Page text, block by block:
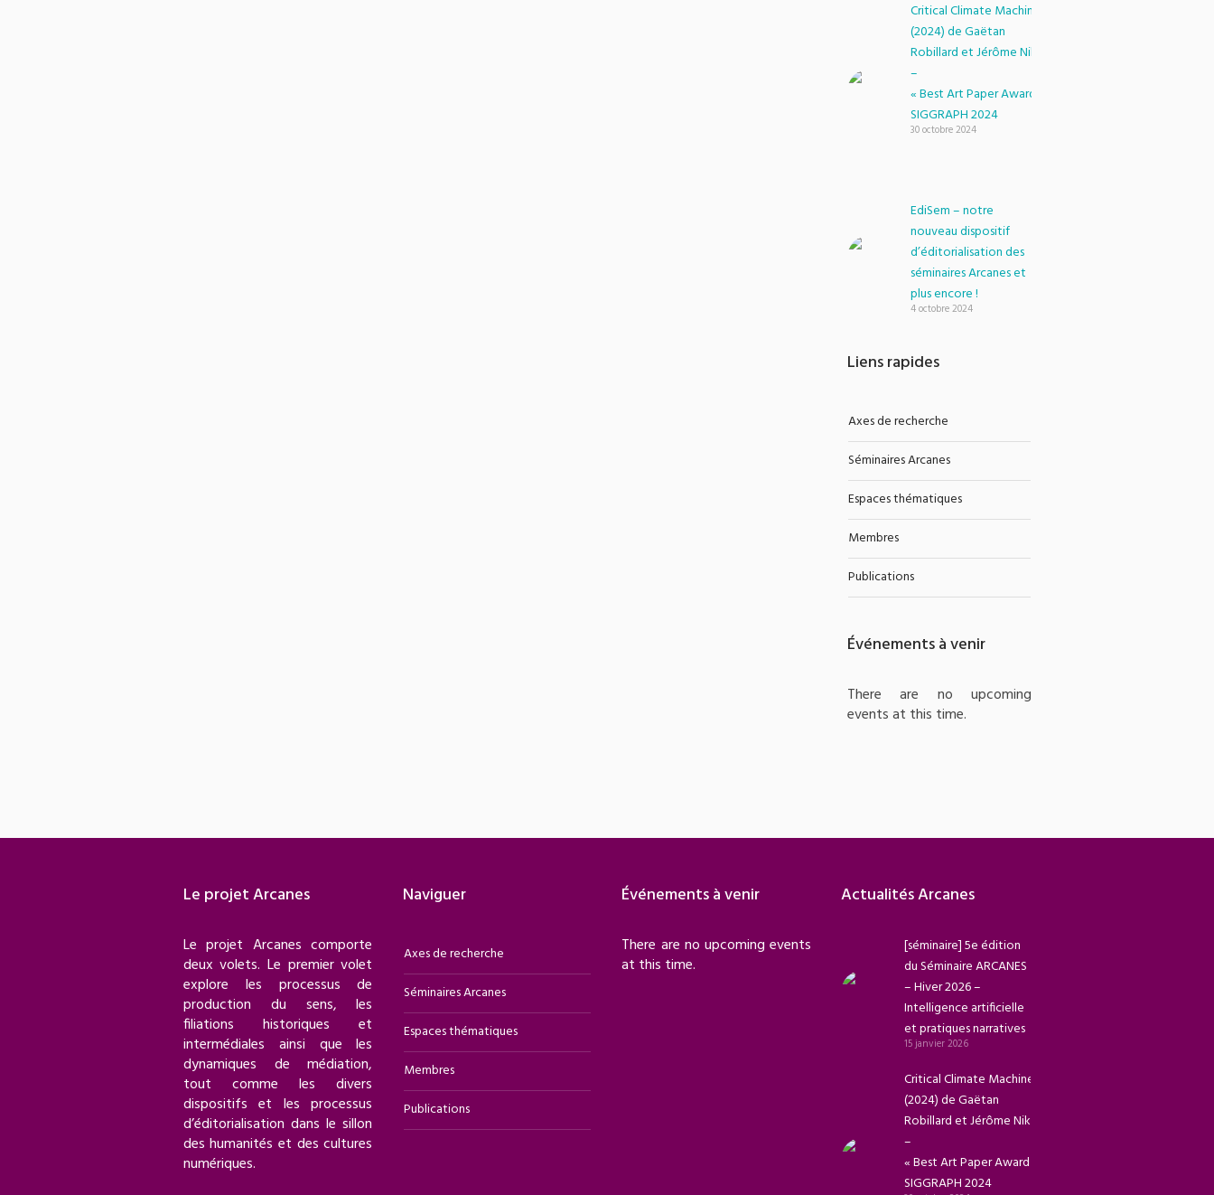
Critical Climate Machine
(2024) de Gaëtan
Robillard et Jérôme Nika
–
« Best Art Paper Award »
SIGGRAPH 2024
30 octobre 2024
EdiSem – notre
nouveau dispositif
d’éditorialisation des
séminaires Arcanes et
plus encore !
4 octobre 2024
Liens rapides
Axes de recherche
Séminaires Arcanes
Espaces thématiques
Membres
Publications
Événements à venir
There are no upcoming
events at this time.
Le projet Arcanes
Le projet Arcanes comporte
deux volets. Le premier volet
explore les processus de
production du sens, les
filiations historiques et
intermédiales ainsi que les
dynamiques de médiation,
tout comme les divers
dispositifs et les processus
d’éditorialisation dans le sillon
des humanités et des cultures
numériques.
Naviguer
Axes de recherche
Séminaires Arcanes
Espaces thématiques
Membres
Publications
Événements à venir
There are no upcoming events
at this time.
Actualités Arcanes
[séminaire] 5e édition
du Séminaire ARCANES
– Hiver 2026 –
Intelligence artificielle
et pratiques narratives
15 janvier 2026
Critical Climate Machine
(2024) de Gaëtan
Robillard et Jérôme Nika
–
« Best Art Paper Award »
SIGGRAPH 2024